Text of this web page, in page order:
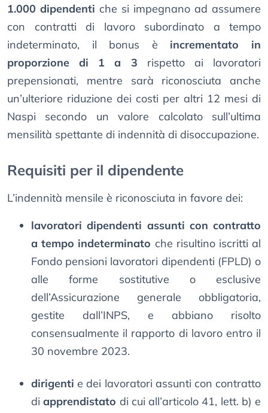
1.000 dipendenti che si impegnano ad assumere
con contratti di lavoro subordinato a tempo
indeterminato, il bonus è incrementato in
proporzione di 1 a 3 rispetto ai lavoratori
prepensionati, mentre sarà riconosciuta anche
un’ulteriore riduzione dei costi per altri 12 mesi di
Naspi secondo un valore calcolato sull’ultima
mensilità spettante di indennità di disoccupazione.
Requisiti per il dipendente
L’indennità mensile è riconosciuta in favore dei:
lavoratori dipendenti assunti con contratto
a tempo indeterminato che risultino iscritti al
Fondo pensioni lavoratori dipendenti (FPLD) o
alle forme sostitutive o esclusive
dell’Assicurazione generale obbligatoria,
gestite dall’INPS, e abbiano risolto
consensualmente il rapporto di lavoro entro il
30 novembre 2023.
dirigenti e dei lavoratori assunti con contratto
diapprendistato di cui all’articolo 41, lett. b) e